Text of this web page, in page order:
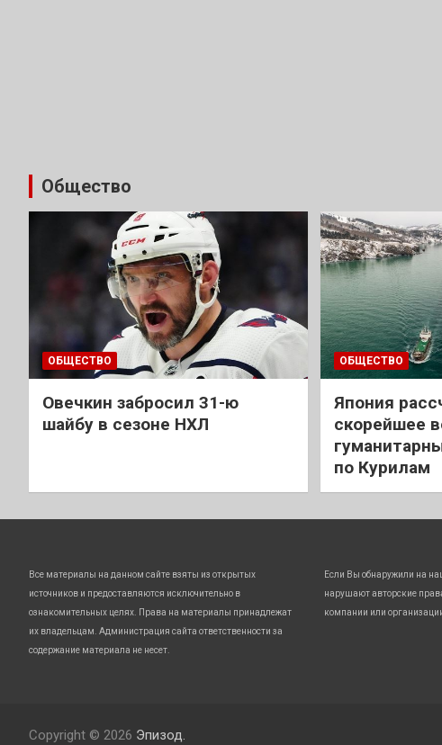
Общество
ОБЩЕСТВО
Овечкин забросил 31-ю
шайбу в сезоне НХЛ
ОБЩЕСТВО
Япония
скорейшее
по Курилам
Все материалы на данном сайте взяты из открытых
источников и предоставляются исключительно в
ознакомительных целях. Права на материалы принадлежат
их владельцам. Администрация сайта ответственности за
содержание материала не несет.
Если Вы обнаружили на
нарушают авторские
компании или
Copyright © 2026 Эпизод.